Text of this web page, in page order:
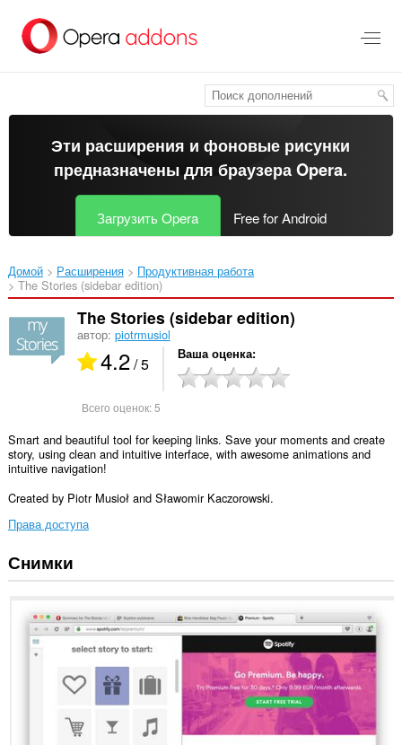
перейти
Эти расширения и фоновые рисунки
предназначены длябраузера Opera.
Загрузить Opera Free for Android
Домой Расширения
Продуктивная работа
The Stories (sidebar edition)‎
The Stories (sidebar edition)
автор: piotrmusiol
4.2/ 5 Ваша оценка
Всего оценок:5
Smart and beautiful tool for keeping links. Save your moments and create
story, using clean and intuitive interface, with awesome animations and
intuitive navigation!
Created by Piotr Musioł and Sławomir Kaczorowski.
Права доступа
У
этого
доступ
вашим
Снимки